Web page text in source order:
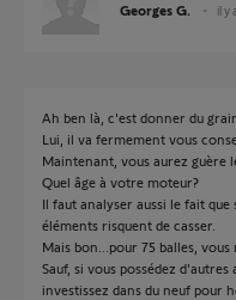
Georges G. il y
Ah ben là, c'est donner du
Lui, il va fermement vous
Maintenant, vous aurez guère
Quel âge à votre moteur?
Il faut analyser aussi le fait
éléments risquent de casser.
Mais bon...pour 75 balles, vous
Sauf, si vous possédez
investissez dans du neuf pour